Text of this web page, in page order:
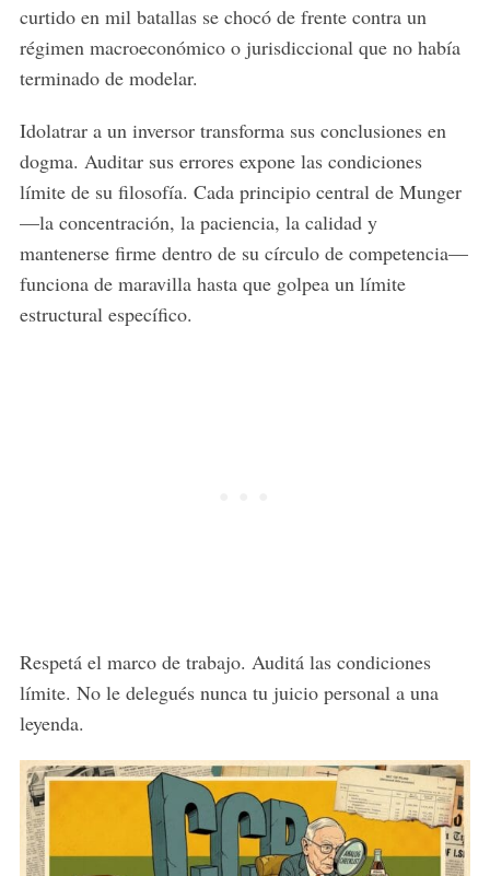
curtido en mil batallas se chocó de frente contra un
régimen macroeconómico o jurisdiccional que no había
terminado de modelar.
Idolatrar a un inversor transforma sus conclusiones en
dogma. Auditar sus errores expone las condiciones
límite de su filosofía. Cada principio central de Munger
—la concentración, la paciencia, la calidad y
mantenerse firme dentro de su círculo de competencia—
funciona de maravilla hasta que golpea un límite
estructural específico.
Respetá el marco de trabajo. Auditá las condiciones
límite. No le delegués nunca tu juicio personal a una
leyenda.